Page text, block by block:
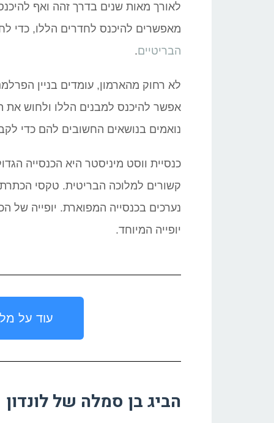
לאורך מאות שנים בדרך זהה ואף
מאפשרים להיכנס לחדרים הללו, כדי
הבריטיים.
לא רחוק מהארמון, עומדים בניין
אפשר להיכנס למבנים הללו ולחוש את
נואמים בנושאים החשובים להם כדי
כנסיית ווסט מיניסטר היא הכנסייה
קשורים למלוכה הבריטית. טקסי
נערכים בכנסייה המפוארת. יופייה של
יופייה המיוחד.
עוד על
הביג בן סמלה של לונדון